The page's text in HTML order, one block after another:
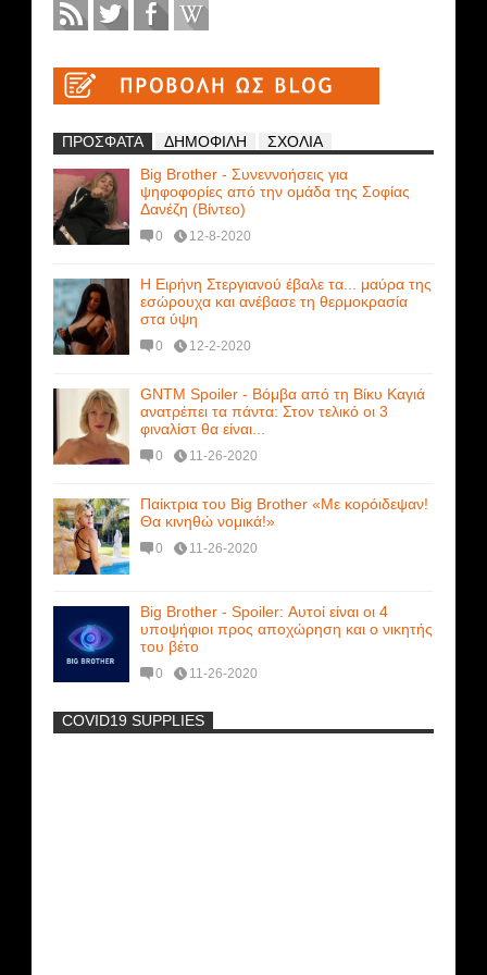
ΠΡΟΣΦΑΤΑ ΔΗΜΟΦΙΛΗ
ΣΧΟΛΙΑ
Big Brother - Συνεννοήσεις για
ψηφοφορίες από την ομάδα της Σοφίας
Δανέζη (Βίντεο)
0 12-8-2020
Η Ειρήνη Στεργιανού έβαλε τα... μαύρα της
εσώρουχα και ανέβασε τη θερμοκρασία
στα ύψη
0 12-2-2020
GNTM Spoiler - Βόμβα από τη Βίκυ Καγιά
ανατρέπει τα πάντα: Στον τελικό οι 3
φιναλίστ θα είναι...
0 11-26-2020
Παίκτρια του Big Brother «Με κορόιδεψαν!
Θα κινηθώ νομικά!»
0 11-26-2020
Big Brother - Spoiler: Αυτοί είναι οι 4
υποψήφιοι προς αποχώρηση και ο νικητής
του βέτο
0 11-26-2020
-
COVID19 SUPPLIES